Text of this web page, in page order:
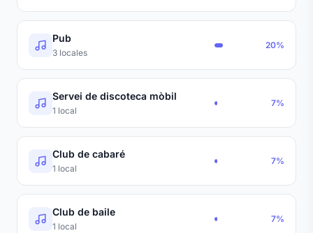
Pub
3 locales
20%
Servei de discoteca mòbil
1 local
7%
Club de cabaré
1 local
7%
Club de baile
1 local
7%